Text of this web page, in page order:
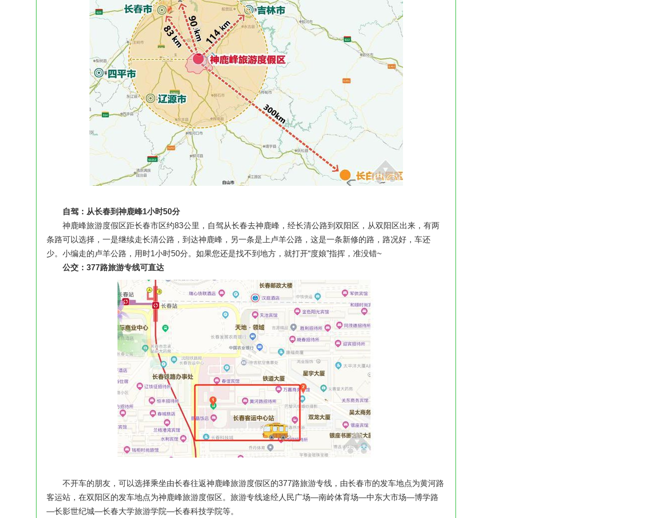
自驾：从长春到神鹿峰1小时50分
神鹿峰旅游度假区距长春市区约83公里，自驾从长春去神鹿峰，经长清公路到双阳区，从双阳区出来，有两
条路可以选择，一是继续走长清公路，到达神鹿峰，另一条是上卢羊公路，这是一条新修的路，路况好，车还
少。小编走的卢羊公路，用时1小时50分。如果您还是找不到地方，就打开“度娘”指挥，准没错~
公交：377路旅游专线可直达
不开车的朋友，可以选择乘坐由长春往返神鹿峰旅游度假区的377路旅游专线，由长春市的发车地点为黄河路
客运站，在双阳区的发车地点为神鹿峰旅游度假区。旅游专线途经人民广场—南岭体育场—中东大市场—博学路
—长影世纪城—长春大学旅游学院—长春科技学院等。